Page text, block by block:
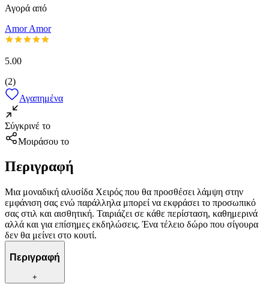
Αγορά από
Amor Amor
5.00
(2)
Αγαπημένα
Σύγκρινέ το
Μοιράσου το
Περιγραφή
Μια μοναδική αλυσίδα Χειρός που θα προσθέσει λάμψη στην
εμφάνιση σας ενώ παράλληλα μπορεί να εκφράσει το προσωπικό
σας στιλ και αισθητική. Ταιριάζει σε κάθε περίσταση, καθημερινά
αλλά και για επίσημες εκδηλώσεις. Ένα τέλειο δώρο που σίγουρα
δεν θα μείνει στο κουτί.
Περιγραφή
+